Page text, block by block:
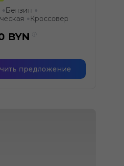
● Бензин ●
● Кроссовер
BYN
предложение